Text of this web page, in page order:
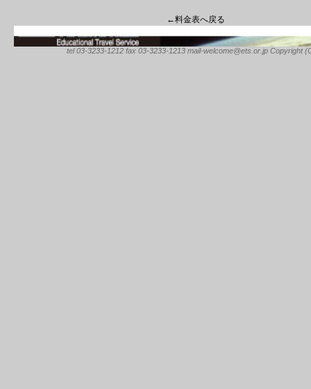
←料金表へ戻る
tel 03-3233-1212 fax 03-3233-1213 mail-welcome@ets.or.jp Copyright